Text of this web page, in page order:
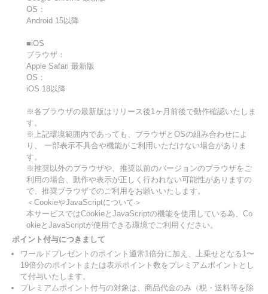
OS：
Android 15以降
■iOS
ブラウザ：
Apple Safari 最新版
OS：
iOS 18以降
※各ブラウザの最新版はリリース後1ヶ月前後で動作確認いたしま
す。
※上記環境範囲内であっても、ブラウザとOSの組み合わせによ
り、 一部表示不具合や機能がご利用いただけない場合がありま
す。
※推奨以外のブラウザや、推奨以前のバージョンのブラウザをご
利用の場合、動作や表示が正しく行われない可能性がありますの
で、推奨ブラウザでのご利用をお願いいたします。
＜CookieやJavaScriptについて＞
本サービスではCookieとJavaScriptの機能を使用している為、Co
okieとJavaScriptが使用できる環境でご利用ください。
ポイント付与につきまして
ワールドプレゼントのポイント通常1倍分に加え、上乗せとなる1〜
19倍分のポイントまたは表示ポイント数をプレミアムポイントとし
て付与いたします。
プレミアムポイント付与の対象は、商品代金のみ（税・送料等を除